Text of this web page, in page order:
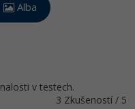
Alba
v testech.
3 Zkušeností / 5